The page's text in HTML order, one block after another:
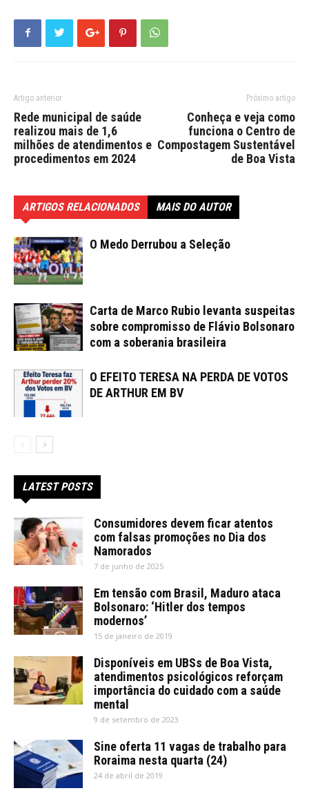
Artigo anterior
Rede municipal de saúde
realizou mais de 1,6
milhões de atendimentos e
procedimentos em 2024
Próximo artigo
Conheça e veja como
funciona o Centro de
Compostagem Sustentável
de Boa Vista
ARTIGOS RELACIONADOS MAIS DO AUTOR
O Medo Derrubou a Seleção
Carta de Marco Rubio levanta suspeitas
sobre compromisso de Flávio Bolsonaro
com a soberania brasileira
O EFEITO TERESA NA PERDA DE VOTOS
DE ARTHUR EM BV
LATEST POSTS
Consumidores devem ficar atentos
com falsas promoções no Dia dos
Namorados
7 de junho de 2025
Em tensão com Brasil, Maduro ataca
Bolsonaro: ‘Hitler dos tempos
modernos’
15 de janeiro de 2019
Disponíveis em UBSs de Boa Vista,
atendimentos psicológicos reforçam
importância do cuidado com a saúde
mental
9 de setembro de 2023
Sine oferta 11 vagas de trabalho para
Roraima nesta quarta (24)
24 de abril de 2019